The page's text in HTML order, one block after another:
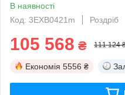
В наявності
Код: 3EXB0421m
Роздріб
105 568 ₴ 111 124
Економія 5556 ₴